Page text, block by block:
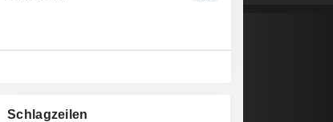
Schlagzeilen